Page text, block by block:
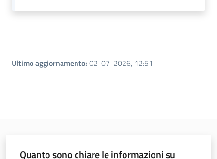
Ultimo aggiornamento: 02-07-2026, 12:51
Quanto sono chiare le informazioni su